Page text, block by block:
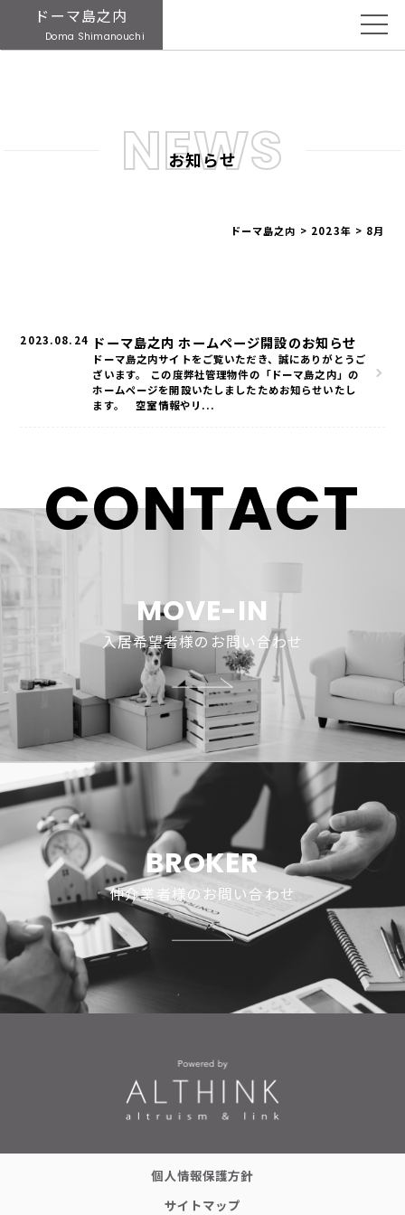
ドーマ島之内
Doma Shimanouchi
お知らせ
こだわり
ルームタイプ
ロケーション
ギャラリー
物件概要
NEWS
お知らせ
ドーマ島之内 > 2023年 > 8月
2023.08.24 ドーマ島之内 ホームページ開設のお知らせ
ドーマ島之内サイトをご覧いただき、誠にありがとうご
ざいます。 この度弊社管理物件の「ドーマ島之内」の
ホームページを開設いたしましたためお知らせいたし
ます。 空室情報やリ...
CONTACT
MOVE-IN
入居希望者様のお問い合わせ
BROKER
仲介業者様のお問い合わせ
個人情報保護方針
サイトマップ